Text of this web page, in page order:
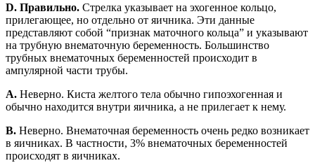
D. Правильно. Стрелка указывает на эхогенное кольцо,
прилегающее, но отдельно от яичника. Эти данные
представляют собой “признак маточного кольца” и указывают
на трубную внематочную беременность. Большинство
трубных внематочных беременностей происходит в
ампулярной части трубы.
A. Неверно. Киста желтого тела обычно гипоэхогенная и
обычно находится внутри яичника, а не прилегает к нему.
B. Неверно. Внематочная беременность очень редко возникает
в яичниках. В частности, 3% внематочных беременностей
происходят в яичниках.